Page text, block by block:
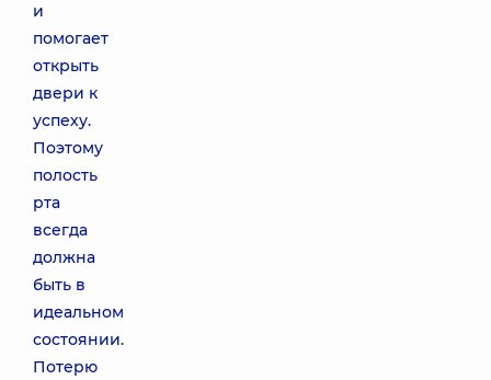
и
помогает
открыть
двери к
успеху.
Поэтому
полость
рта
всегда
должна
быть в
идеальном
состоянии.
Потерю